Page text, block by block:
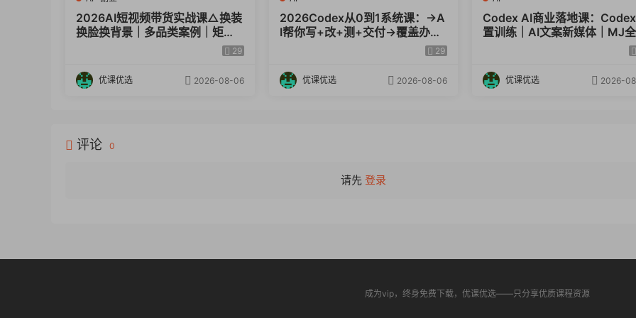
2026AI短视频带货实战课△换装
换脸换背景｜多品类案例｜矩阵
29
优课优选 2026-08-06
2026Codex从0到1系统课：→A
I帮你写+改+测+交付→覆盖办公
开发设计多场景→解锁高效AI生29
优课优选 2026-08-06
Codex AI商业落地课：
置训练｜AI文案新媒体｜MJ全
优课优选 2026-
评论 0
请先 登录
成为vip，终身免费下载，优课优选——只分享优质课程资源